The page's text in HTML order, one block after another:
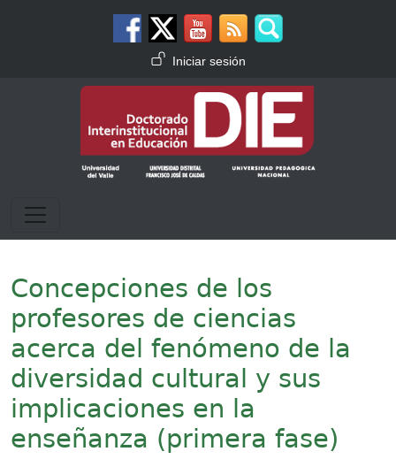
Menú de cuenta de usuario
Iniciar sesión
Concepciones de los
profesores de ciencias
acerca del fenómeno de la
diversidad cultural y sus
implicaciones en la
enseñanza (primera fase)